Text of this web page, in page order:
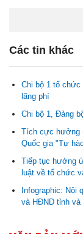
Các tin khác
Chi bộ 1 tổ chức
lãng phí
Chi bộ 1, Đảng
Tích cực hưởng
Quốc gia "Tự
Tiếp tục hưởng
luật về tổ chức
Infographic: Nội
và HĐND tỉnh và
Nghị quyết Cho
sách địa phương
Nghị quyết về
phép kéo dài thời
công năm 2026